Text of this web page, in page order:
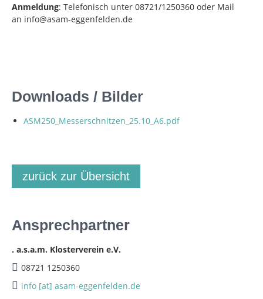
Anmeldung: Telefonisch unter 08721/1250360 oder Mail
an info@asam-eggenfelden.de
Downloads / Bilder
ASM250_Messerschnitzen_25.10_A6.pdf
zurück zur Übersicht
Ansprechpartner
. a.s.a.m. Klosterverein e.V.
08721 1250360
info [at] asam-eggenfelden.de